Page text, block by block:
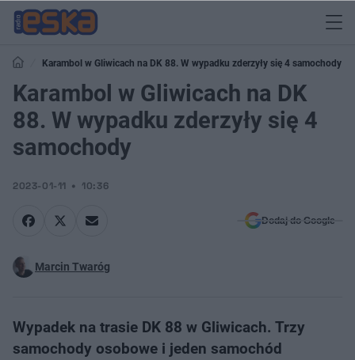
Karambol w Gliwicach na DK 88. W wypadku zderzyły się 4 samochody
Karambol w Gliwicach na DK
88. W wypadku zderzyły się 4
samochody
2023-01-11 10:36
Dodaj do Google
Marcin Twaróg
Wypadek na trasie DK 88 w Gliwicach. Trzy
samochody osobowe i jeden samochód